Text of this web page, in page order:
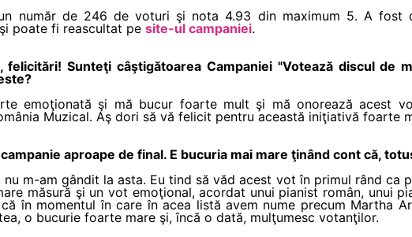
număr de 246 de voturi şi nota 4.93 din maximum 5. A fost
poate fi reascultat pe site-ul campaniei.
felicitări! Sunteţi câştigătoarea Campaniei "Votează discul de
emoţionată şi mă bucur foarte mult şi mă onorează acest
Muzical. Aş dori să vă felicit pentru această iniţiativă foarte
aproape de final. E bucuria mai mare ţinând cont că,
nu m-am gândit la asta. Eu tind să văd acest vot în primul rând ca
măsură şi un vot emoţional, acordat unui pianist român, unui
în momentul în care în acea listă avem nume precum Martha
o bucurie foarte mare şi, încă o dată, mulţumesc votanţilor.